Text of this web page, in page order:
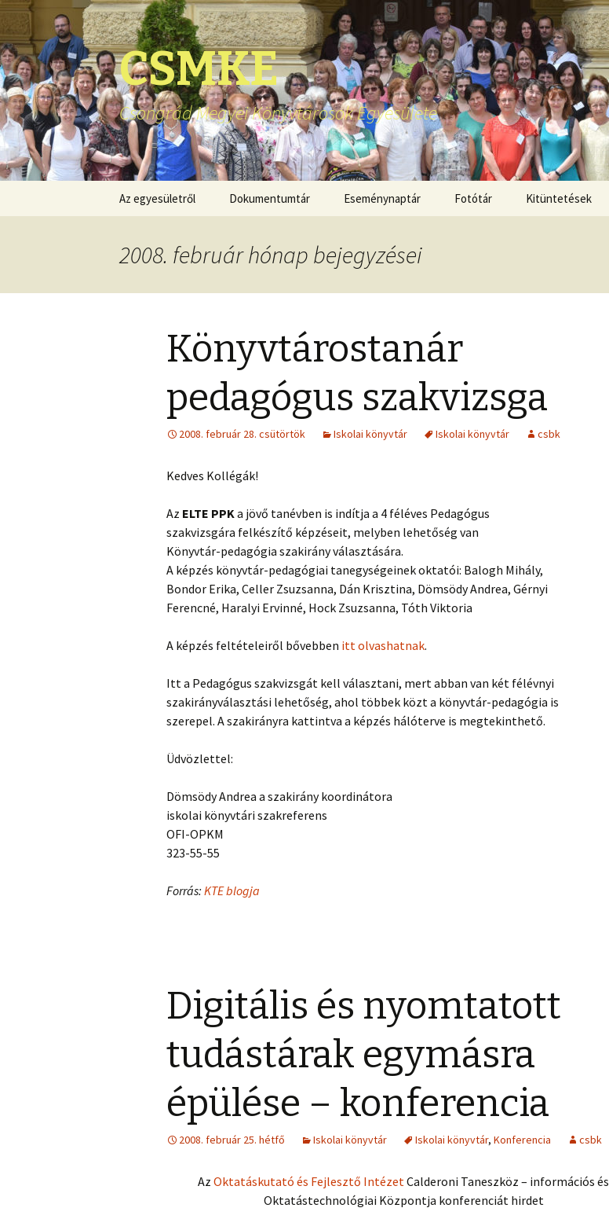
CSMKE
Csongrád Megyei Könyvtárosok Egyesülete
Az egyesületről Dokumentumtár Eseménynaptár Fotótár Kitüntetések
2008. február hónap bejegyzései
Könyvtárostanár
pedagógus szakvizsga
2008. február 28. csütörtök Iskolai könyvtár Iskolai könyvtár csbk
Kedves Kollégák!
Az ELTE PPKa jövő tanévben is indítja a 4 féléves Pedagógus
szakvizsgára felkészítő képzéseit, melyben lehetőség van
Könyvtár-pedagógia szakirány választására.
A képzés könyvtár-pedagógiai tanegységeinek oktatói: Balogh Mihály,
Bondor Erika, Celler Zsuzsanna, Dán Krisztina, Dömsödy Andrea, Gérnyi
Ferencné, Haralyi Ervinné, Hock Zsuzsanna, Tóth Viktoria
A képzés feltételeiről bővebben itt olvashatnak.
Itt a Pedagógus szakvizsgát kell választani, mert abban van két félévnyi
szakirányválasztási lehetőség, ahol többek közt a könyvtár-pedagógia is
szerepel. A szakirányra kattintva a képzés hálóterve is megtekinthető.
Üdvözlettel:
Dömsödy Andrea a szakirány koordinátora
iskolai könyvtári szakreferens
OFI-OPKM
323-55-55
Forrás: KTE blogja
Digitális és nyomtatott
tudástárak egymásra
épülése – konferencia
2008. február 25. hétfő Iskolai könyvtár Iskolai könyvtár, Konferencia csbk
Az Oktatáskutató és Fejlesztő IntézetCalderoni Taneszköz – információs és
Oktatástechnológiai Központja konferenciát hirdet